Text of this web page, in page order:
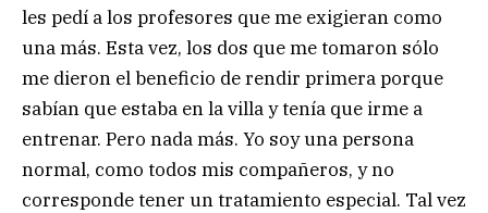
les pedí a los profesores que me exigieran como
una más. Esta vez, los dos que me tomaron sólo
me dieron el beneficio de rendir primera porque
sabían que estaba en la villa y tenía que irme a
entrenar. Pero nada más. Yo soy una persona
normal, como todos mis compañeros, y no
corresponde tener un tratamiento especial. Tal vez